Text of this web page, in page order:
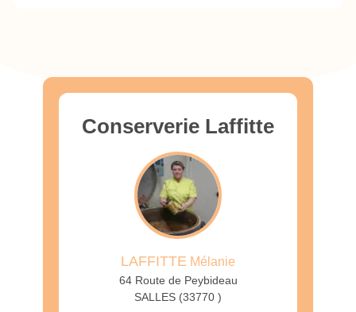
Conserverie Laffitte
LAFFITTE Mélanie
64 Route de Peybideau
SALLES (33770 )